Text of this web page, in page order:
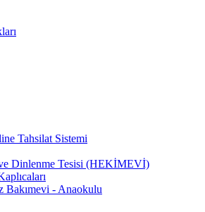
Tahsilat Sistemi
Dinlenme Tesisi (HEKİMEVİ)
Bakımevi - Anaokulu